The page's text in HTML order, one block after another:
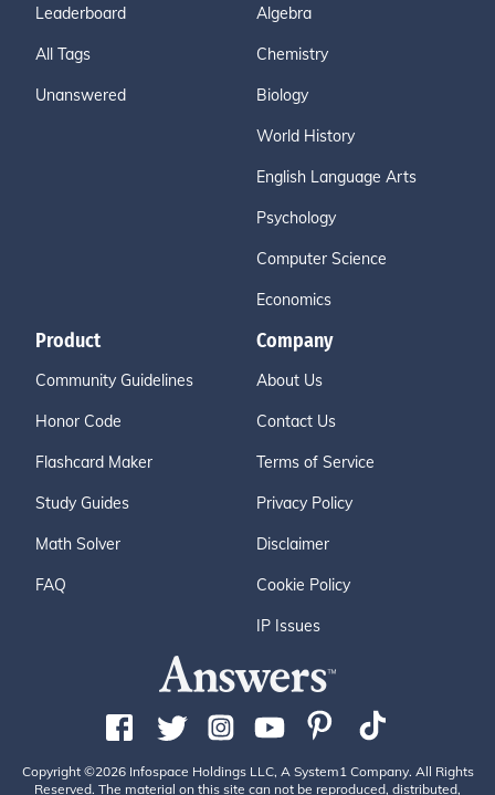
Leaderboard
All Tags
Unanswered
Algebra
Chemistry
Biology
World History
English Language Arts
Psychology
Computer Science
Economics
Product
Community Guidelines
Honor Code
Flashcard Maker
Study Guides
Math Solver
FAQ
Company
About Us
Contact Us
Terms of Service
Privacy Policy
Disclaimer
Cookie Policy
IP Issues
Copyright ©2026 Infospace Holdings LLC, A System1 Company. All Rights
Reserved. The material on this site can not be reproduced, distributed,